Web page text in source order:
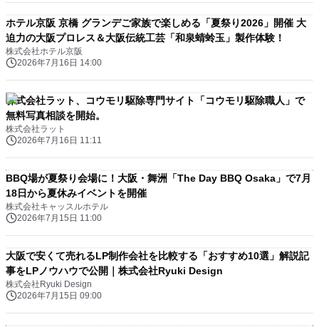
ホテル京阪 京橋 グランデご家族で楽しめる「夏祭り2026」開催 大
迫力の大阪プロレス＆大阪伝統工芸「和泉蜻蛉玉」製作体験！
株式会社ホテル京阪
2026年7月16日 14:00
株式会社ラット、コウモリ駆除専門サイト「コウモリ駆除職人」で
無料写真相談を開始。
株式会社ラット
2026年7月16日 11:11
BBQ場が夏祭り会場に！大阪・舞洲「The Day BBQ Osaka」で7月
18日から夏休みイベントを開催
株式会社キャッスルホテル
2026年7月15日 11:00
大阪で安くて売れるLP制作会社を比較する「おすすめ10選」解説記
事をLPノウハウで公開｜株式会社Ryuki Design
株式会社Ryuki Design
2026年7月15日 09:00